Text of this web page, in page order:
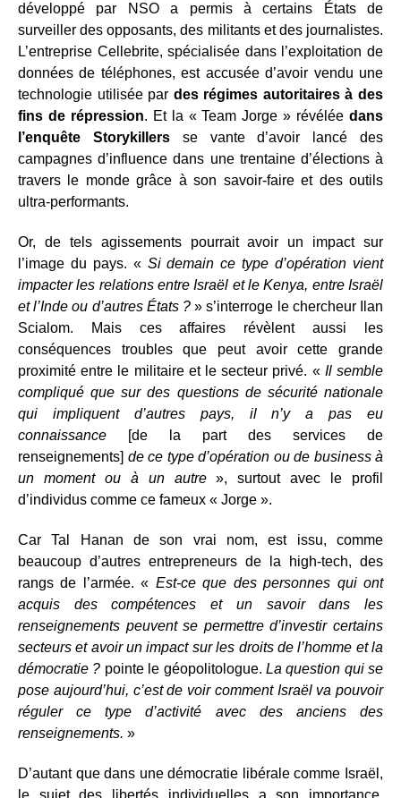
développé par NSO a permis à certains États de
surveiller des opposants, des militants et des journalistes.
L’entreprise Cellebrite, spécialisée dans l’exploitation de
données de téléphones, est accusée d’avoir vendu une
technologie utilisée par des régimes autoritaires à des
fins de répression. Et la « Team Jorge » révéléedans
l’enquête Storykillersse vante d’avoir lancé des
campagnes d’influence dans une trentaine d’élections à
travers le monde grâce à son savoir-faire et des outils
ultra-performants.
Or, de tels agissements pourrait avoir un impact sur
l’image du pays. « Si demain ce type d’opération vient
impacter les relations entre Israël et le Kenya, entre Israël
et l’Inde ou d’autres États ? » s’interroge le chercheur Ilan
Scialom. Mais ces affaires révèlent aussi les
conséquences troubles que peut avoir cette grande
proximité entre le militaire et le secteur privé. «Il semble
compliqué que sur des questions de sécurité nationale
qui impliquent d’autres pays, il n’y a pas eu
connaissance
[de la part des services de
renseignements] de ce type d’opération ou de business à
un moment ou à un autre», surtout avec le profil
d’individus comme ce fameux « Jorge ».
Car Tal Hanan de son vrai nom, est issu, comme
beaucoup d’autres entrepreneurs de la high-tech, des
rangs de l’armée. « Est-ce que des personnes qui ont
acquis des compétences et un savoir dans les
renseignements peuvent se permettre d’investir certains
secteurs et avoir un impact sur les droits de l’homme et la
démocratie ? pointe le géopolitologue. La question qui se
pose aujourd’hui, c’est de voir comment Israël va pouvoir
réguler ce type d’activité avec des anciens des
renseignements. »
D’autant que dans une démocratie libérale comme Israël,